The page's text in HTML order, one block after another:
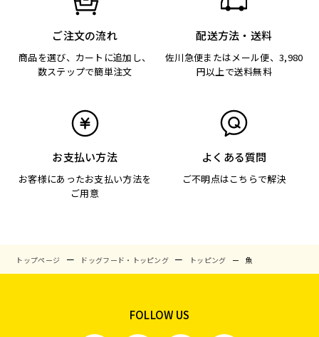
ご注文の流れ
商品を選び、カートに追加し、
数ステップで簡単注文
配送方法・送料
佐川急便またはメール便、3,980
円以上で送料無料
お支払い方法
お客様にあったお支払い方法を
ご用意
よくある質問
ご不明点はこちらで解決
トップページ ドッグフード・トッピング トッピング 魚
FOLLOW US